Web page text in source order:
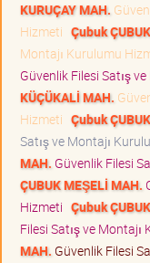
KURUÇAY MAH.
Hizmeti Çubuk
Montajı Kurulumu
Güvenlik Filesi Satış
KÜÇÜKALİ MAH.
Hizmeti Çubuk
Satış ve Montajı
MAH. Güvenlik Filesi
ÇUBUK MEŞELİ MAH.
Hizmeti Çubuk
Filesi Satış ve
MAH. Güvenlik Filesi